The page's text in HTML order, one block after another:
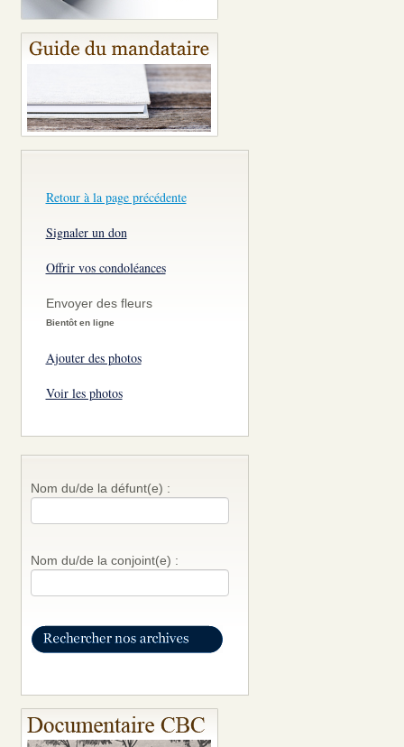
Retour à la page précédente
Signaler un don
Offrir vos condoléances
Envoyer des fleurs
Bientôt en ligne
Ajouter des photos
Voir les photos
Nom du/de la défunt(e) :
Nom du/de la conjoint(e) :